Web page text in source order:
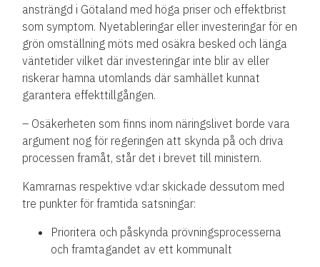
ansträngd i Götaland med höga priser och effektbrist
som symptom. Nyetableringar eller investeringar för en
grön omställning möts med osäkra besked och länga
väntetider vilket där investeringar inte blir av eller
riskerar hamna utomlands där samhället kunnat
garantera effekttillgången.
– Osäkerheten som finns inom näringslivet borde vara
argument nog för regeringen att skynda på och driva
processen framåt, står det i brevet till ministern.
Kamrarnas respektive vd:ar skickade dessutom med
tre punkter för framtida satsningar:
Prioritera och påskynda prövningsprocesserna
och framtagandet av ett kommunalt